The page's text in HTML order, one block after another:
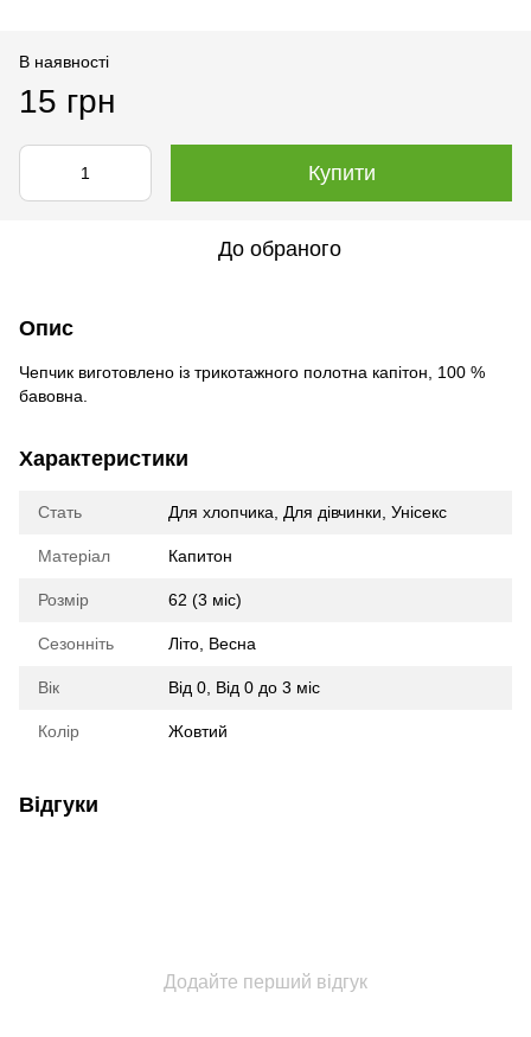
В наявності
15 грн
Купити
До обраного
Опис
Чепчик виготовлено із трикотажного полотна капітон, 100 %
бавовна.
Характеристики
Стать Для хлопчика Для дівчинки Унісекс
Матеріал Капитон
Розмір 62 (3 міс)
Сезонніть Літо Весна
Вік Від 0 Від 0 до 3 міс
Колір Жовтий
Відгуки
Додайте перший відгук